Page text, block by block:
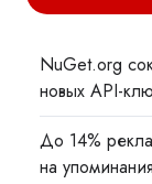
NuGet.org
новых API-
До 14%
на